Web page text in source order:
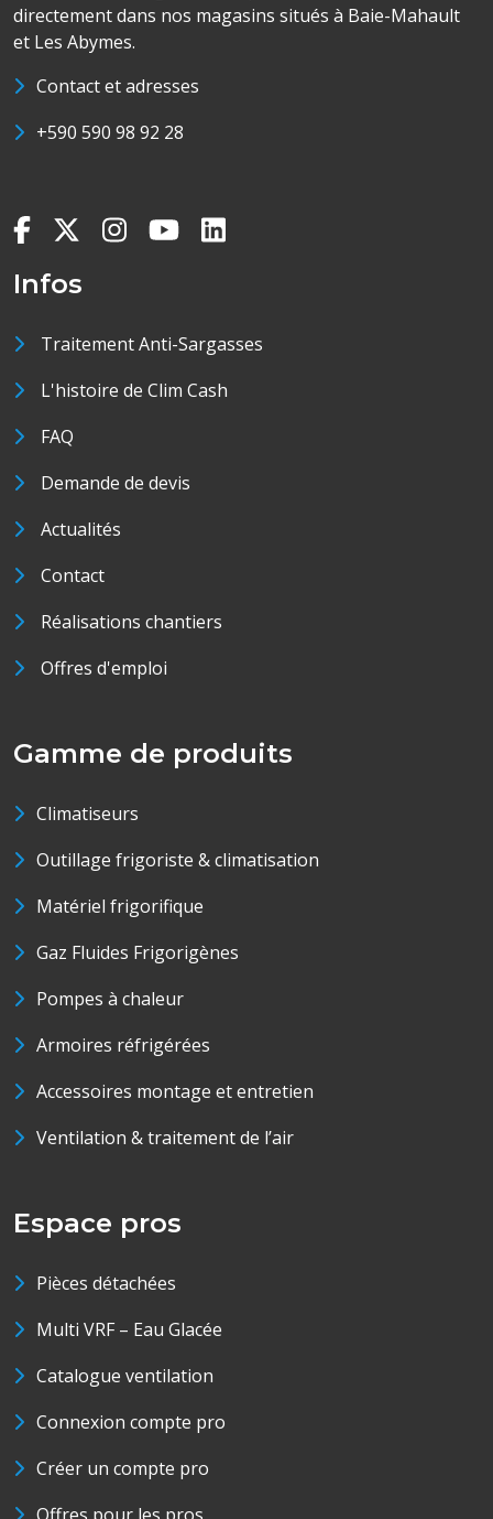
directement dans nos magasins situés à Baie-Mahault
et Les Abymes.
Contact et adresses
+590 590 98 92 28
Infos
Traitement Anti-Sargasses
L'histoire de Clim Cash
FAQ
Demande de devis
Actualités
Contact
Réalisations chantiers
Offres d'emploi
Gamme de produits
Climatiseurs
Outillage frigoriste & climatisation
Matériel frigorifique
Gaz Fluides Frigorigènes
Pompes à chaleur
Armoires réfrigérées
Accessoires montage et entretien
Ventilation & traitement de l’air
Espace pros
Pièces détachées
Multi VRF – Eau Glacée
Catalogue ventilation
Connexion compte pro
Créer un compte pro